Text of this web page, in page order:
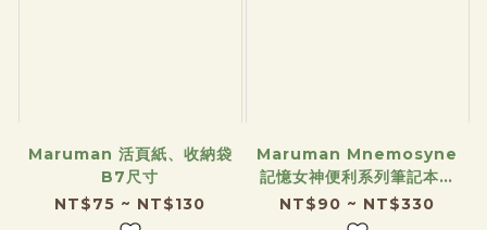
Maruman 活頁紙、收納袋
B7尺寸
NT$75 ~ NT$130
Maruman Mnemosyne
記憶女神便利系列筆記本－
上翻
NT$90 ~ NT$330